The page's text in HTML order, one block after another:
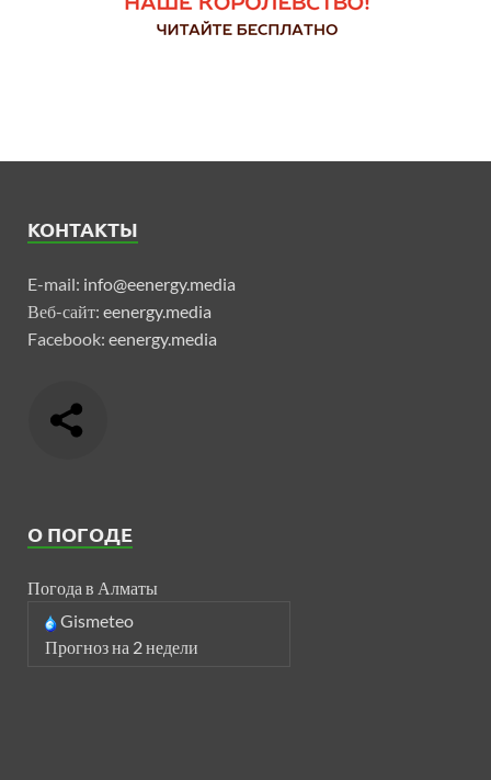
КОНТАКТЫ
E-mail: info@eenergy.media
Веб-сайт: eenergy.media
Facebook: eenergy.media
О ПОГОДЕ
Погода в Алматы
Gismeteo
Прогноз на 2 недели